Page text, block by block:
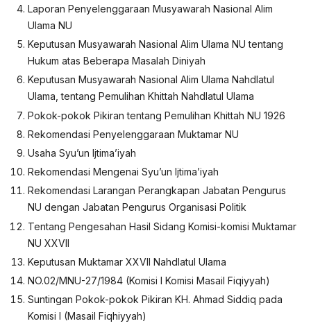
Laporan Penyelenggaraan Musyawarah Nasional Alim
Ulama NU
Keputusan Musyawarah Nasional Alim Ulama NU tentang
Hukum atas Beberapa Masalah Diniyah
Keputusan Musyawarah Nasional Alim Ulama Nahdlatul
Ulama, tentang Pemulihan Khittah Nahdlatul Ulama
Pokok-pokok Pikiran tentang Pemulihan Khittah NU 1926
Rekomendasi Penyelenggaraan Muktamar NU
Usaha Syu’un Ijtima’iyah
Rekomendasi Mengenai Syu’un Ijtima’iyah
Rekomendasi Larangan Perangkapan Jabatan Pengurus
NU dengan Jabatan Pengurus Organisasi Politik
Tentang Pengesahan Hasil Sidang Komisi-komisi Muktamar
NU XXVII
Keputusan Muktamar XXVII Nahdlatul Ulama
NO.02/MNU-27/1984 (Komisi I Komisi Masail Fiqiyyah)
Suntingan Pokok-pokok Pikiran KH. Ahmad Siddiq pada
Komisi I (Masail Fiqhiyyah)